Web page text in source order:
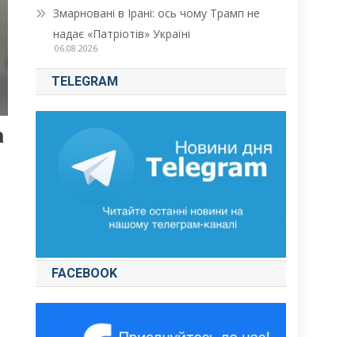
Змарновані в Ірані: ось чому Трамп не
надає «Патріотів» Україні
06.08.2026
TELEGRAM
FACEBOOK